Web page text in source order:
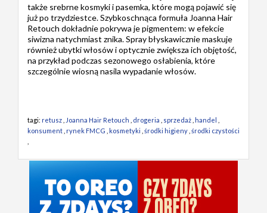
także srebrne kosmyki i pasemka, które mogą pojawić się
już po trzydziestce. Szybkoschnąca formuła Joanna Hair
Retouch dokładnie pokrywa je pigmentem: w efekcie
siwizna natychmiast znika. Spray błyskawicznie maskuje
również ubytki włosów i optycznie zwiększa ich objętość,
na przykład podczas sezonowego osłabienia, które
szczególnie wiosną nasila wypadanie włosów.
tagi: retusz Joanna Hair Retouch drogeria sprzedaż handel
konsument rynek FMCG kosmetyki środki higieny środki czystości